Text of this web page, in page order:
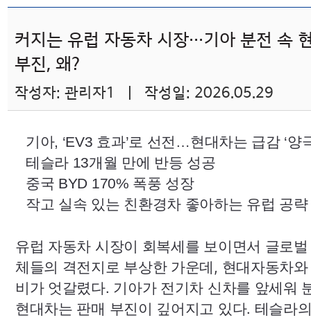
커지는 유럽 자동차 시장···기아 분전 속
부진, 왜?
작성자: 관리자1 | 작성일: 2026.05.29
기아, ‘EV3 효과’로 선전…현대차는 급감 ‘양
테슬라 13개월 만에 반등 성공
중국 BYD 170% 폭풍 성장
작고 실속 있는 친환경차 좋아하는 유럽 공
유럽 자동차 시장이 회복세를 보이면서 글로
체들의 격전지로 부상한 가운데, 현대자동차
비가 엇갈렸다. 기아가 전기차 신차를 앞세워
현대차는 판매 부진이 깊어지고 있다. 테슬라